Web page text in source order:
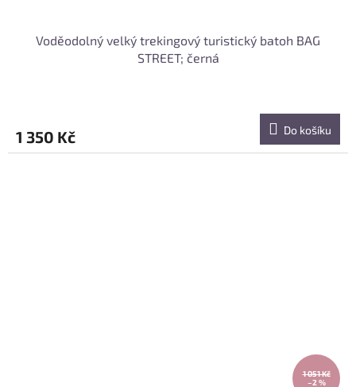
Voděodolný velký trekingový turistický batoh BAG
STREET; černá
1 350 Kč Do košíku
1 051 Kč
–2 %